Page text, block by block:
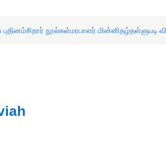
புதினம்சிறார் நூல்கள்மரபாளர் மின்னிதழ்தள்ளுபடி